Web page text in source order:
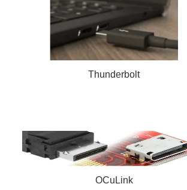
Thunderbolt
OCuLink